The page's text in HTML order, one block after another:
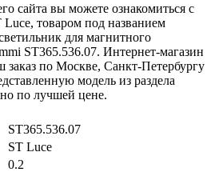
сайта вы можете ознакомиться с
товаром под названием
для магнитного
ST365.536.07. Интернет-магазин
заказ по Москве, Санкт-Петербургу
модель из раздела
по лучшей цене.
ST365.536.07
ST Luce
0.2